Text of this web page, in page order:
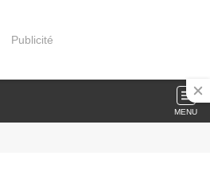
Publicité
MENU